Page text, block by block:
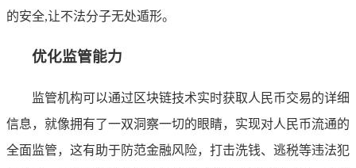
的安全,让不法分子无处遁形。
优化监管能力
监管机构可以通过区块链技术实时获取人民币交易的详细
信息，就像拥有了一双洞察一切的眼睛，实现对人民币流通的
全面监管，这有助于防范金融风险，打击洗钱、逃税等违法犯